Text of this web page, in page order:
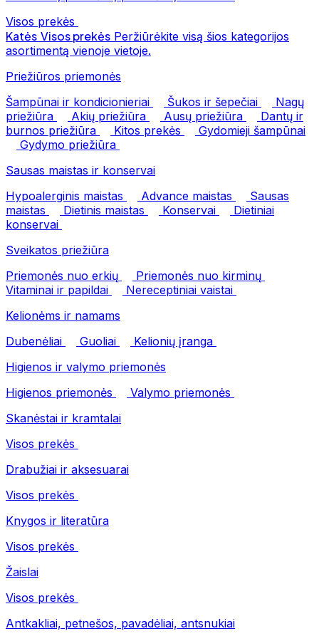
Visos prekės
Katės Visos prekės Peržiūrėkite visą šios kategorijos
asortimentą vienoje vietoje.
Priežiūros priemonės
Šampūnai ir kondicionieriai
Šukos ir šepečiai
Nagų
priežiūra
Akių priežiūra Ausų priežiūra
Dantų ir
burnos priežiūra
Kitos prekės
Gydomieji šampūnai
Gydymo priežiūra
Sausas maistas ir konservai
Hypoalerginis maistas
Advance maistas
Sausas
maistas
Dietinis maistas Konservai
Dietiniai
konservai
Sveikatos priežiūra
Priemonės nuo erkių
Priemonės nuo kirminų
Vitaminai ir papildai
Nereceptiniai vaistai
Kelionėms ir namams
Dubenėliai
Guoliai
Kelionių įranga
Higienos ir valymo priemonės
Higienos priemonės
Valymo priemonės
Skanėstai ir kramtalai
Visos prekės
Drabužiai ir aksesuarai
Visos prekės
Knygos ir literatūra
Visos prekės
Žaislai
Visos prekės
Antkakliai, petnešos, pavadėliai, antsnukiai